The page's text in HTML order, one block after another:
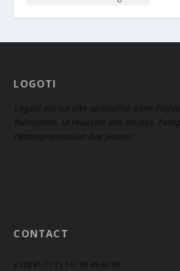
LOGOTI
CONTACT